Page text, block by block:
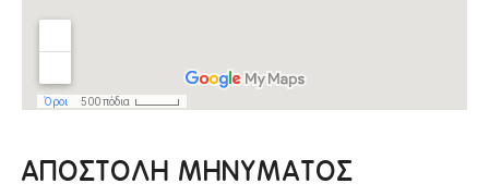
ΑΠΟΣΤΟΛΗ ΜΗΝΥΜΑΤΟΣ